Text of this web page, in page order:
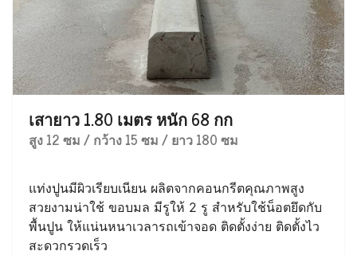
เสายาว 1.80 เมตร หนัก 68 กก
สูง 12 ซม / กว้าง 15 ซม / ยาว 180 ซม
แท่งปูนมีผิวเรียบเนียน ผลิตจากคอนกรีตคุณภาพสูง
สวยงามน่าใช้ ขอบมล มีรูให้ 2 รู สำหรับใช้น็อตยึดกับ
พื้นปูน ให้แน่นหนาเวลารถเข้าจอด ติดตั้งง่าย ติดตั้งไว
สะดวกรวดเร็ว